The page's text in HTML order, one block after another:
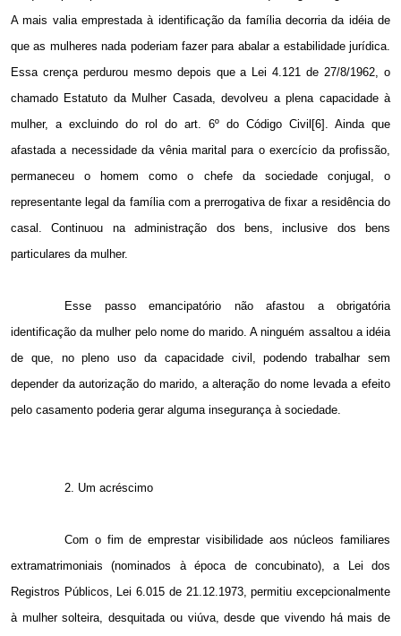
A mais valia emprestada à identificação da família decorria da idéia de
que as mulheres nada poderiam fazer para abalar a estabilidade jurídica.
Essa crença perdurou mesmo depois que a Lei 4.121 de 27/8/1962, o
chamado Estatuto da Mulher Casada, devolveu a plena capacidade à
mulher, a excluindo do rol do art. 6º do Código Civil[6]. Ainda que
afastada a necessidade da vênia marital para o exercício da profissão,
permaneceu o homem como o chefe da sociedade conjugal, o
representante legal da família com a prerrogativa de fixar a residência do
casal. Continuou na administração dos bens, inclusive dos bens
particulares da mulher.
Esse passo emancipatório não afastou a obrigatória
identificação da mulher pelo nome do marido. A ninguém assaltou a idéia
de que, no pleno uso da capacidade civil, podendo trabalhar sem
depender da autorização do marido, a alteração do nome levada a efeito
pelo casamento poderia gerar alguma insegurança à sociedade.
2. Um acréscimo
Com o fim de emprestar visibilidade aos núcleos familiares
extramatrimoniais (nominados à época de concubinato), a Lei dos
Registros Públicos, Lei 6.015 de 21.12.1973, permitiu excepcionalmente
à mulher solteira, desquitada ou viúva, desde que vivendo há mais de